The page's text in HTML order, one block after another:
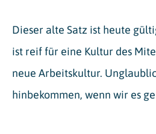
Dieser alte Satz ist heute
ist reif für eine Kultur des
neue Arbeitskultur.
hinbekommen, wenn wir es